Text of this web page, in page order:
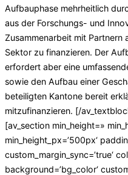
Aufbauphase mehrheitlich
aus der Forschungs- und
Zusammenarbeit mit
Sektor zu finanzieren. Der
erfordert aber eine
sowie den Aufbau einer
beteiligten Kantone bereit
mitzufinanzieren. [/
[av_section min_height=»
min_height_px=’500px‘
custom_margin_sync=’true‘
background=’bg_color‘